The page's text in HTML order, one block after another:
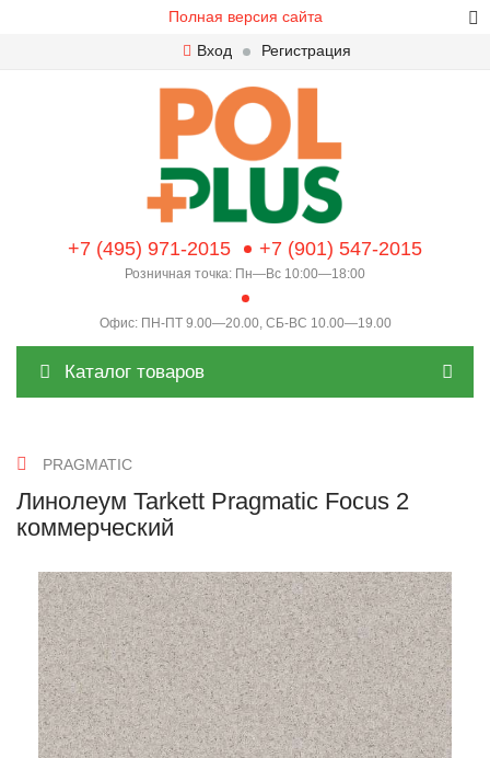
Полная версия сайта
Вход
Регистрация
+7 (495) 971-2015 +7 (901) 547-2015
Розничная точка: Пн—Вс 10:00—18:00
Офис: ПН-ПТ 9.00—20.00, СБ-ВС 10.00—19.00
Каталог товаров
PRAGMATIC
Линолеум Tarkett Pragmatic Focus 2
коммерческий